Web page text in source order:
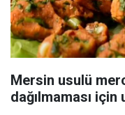
Mersin usulü
dağılmaması için